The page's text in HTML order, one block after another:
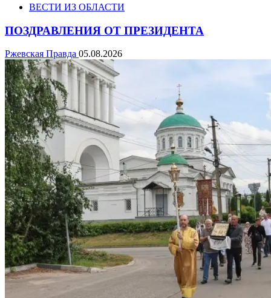
ВЕСТИ ИЗ ОБЛАСТИ
ПОЗДРАВЛЕНИЯ ОТ ПРЕЗИДЕНТА
Ржевская Правда 05.08.2026